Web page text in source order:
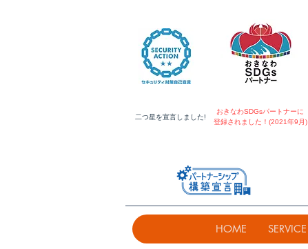
​二つ星を宣言しました!
おきなわSDGsパートナーに
登録されました！(2021年9月)
HOME SERVICE